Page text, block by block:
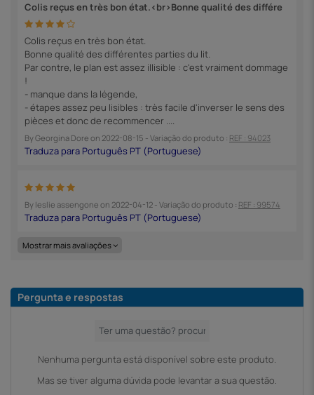
Colis reçus en très bon état.<br>Bonne qualité des différe
Colis reçus en très bon état.
Bonne qualité des différentes parties du lit.
Par contre, le plan est assez illisible : c'est vraiment dommage
!
- manque dans la légende,
- étapes assez peu lisibles : très facile d'inverser le sens des
pièces et donc de recommencer ....
ByGeorgina Dore on 2022-08-15 - Variação do produto : REF : 94023
By leslie assengone on 2022-04-12 - Variação do produto : REF : 99574
Mostrar mais avaliações
Pergunta e respostas
Nenhuma pergunta está disponível sobre este produto.
Mas se tiver alguma dúvida pode levantar a sua questão.